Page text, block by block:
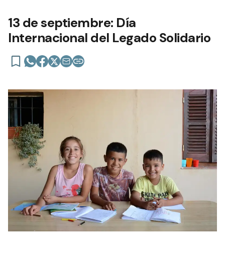
13 de septiembre: Día
Internacional del Legado Solidario